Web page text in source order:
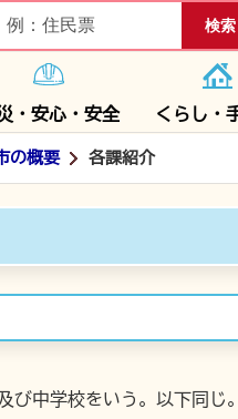
・安心・安全 くらし・
の概要 各課紹介
び中学校をいう。以下同じ